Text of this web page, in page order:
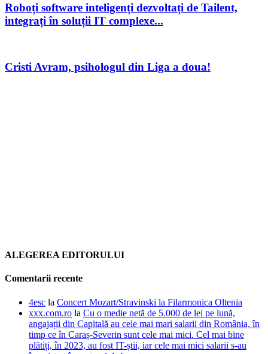
Roboți software inteligenți dezvoltați de Tailent,
integrați în soluții IT complexe...
Cristi Avram, psihologul din Liga a doua!
ALEGEREA EDITORULUI
Comentarii recente
4esc la Concert Mozart/Stravinski la Filarmonica Oltenia
xxx.com.ro la Cu o medie netă de 5.000 de lei pe lună,
angajații din Capitală au cele mai mari salarii din România, în
timp ce în Caraș-Severin sunt cele mai mici. Cel mai bine
plătiți, în 2023, au fost IT-știi, iar cele mai mici salarii s-au